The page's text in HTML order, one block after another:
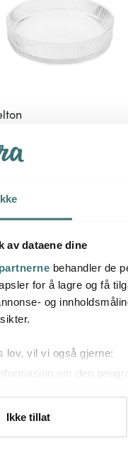
av dataene dine
behandler de
for å lagre og få
og
lov, vil vi også gjerne:
om den
endre eller trekke
Ikke tillat
kr